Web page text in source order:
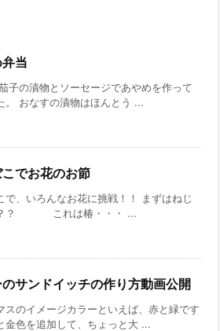
当
の漬物とソーセージであやめを作って
。 おなすの漬物はほんとう ...
でお花のお節
で、いろんなお花に挑戦！！ まずはねじ
？？ これは椿・・・ ...
サンドイッチの作り方動画公開
スのイメージカラーといえば、赤と緑です
金色を追加して、ちょっと大 ...